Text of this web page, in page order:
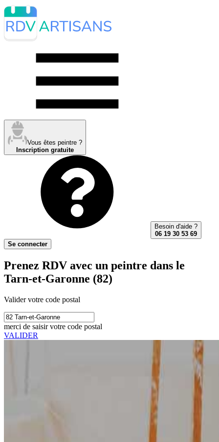
Vous êtes peintre ?
Inscription gratuite
Besoin d'aide ?
06 19 30 53 69
Se connecter
Prenez RDV avec un peintre dans le
Tarn-et-Garonne (82)
Valider votre code postal
merci de saisir votre code postal
VALIDER